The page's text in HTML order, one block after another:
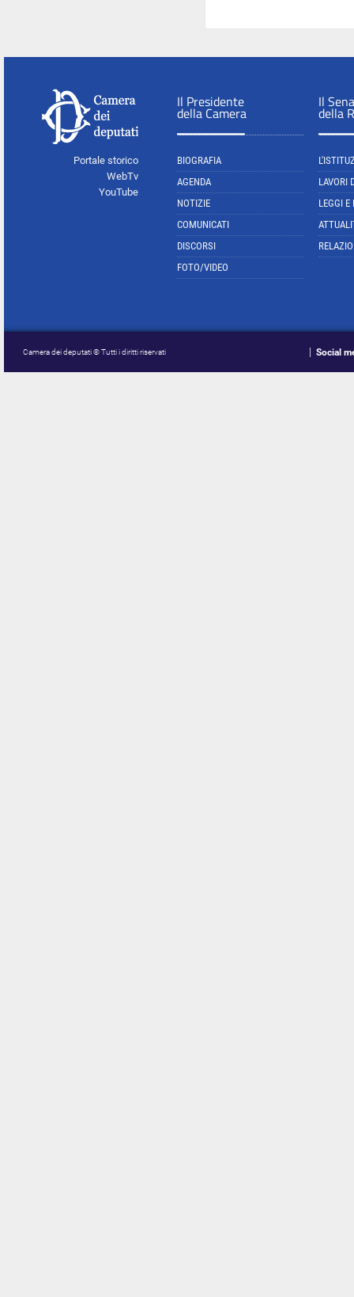
Portale storico
WebTv
YouTube
Il Presidente
della Camera
BIOGRAFIA
AGENDA
NOTIZIE
COMUNICATI
DISCORSI
FOTO/VIDEO
Il
della
LAVORI
LEGGI E
Camera dei deputati © Tutti i diritti riservati Social